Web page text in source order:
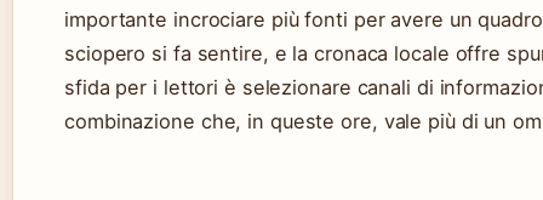
importante incrociare più fonti per avere un
sciopero si fa sentire, e la cronaca locale offre
sfida per i lettori è selezionare canali di
combinazione che, in queste ore, vale più di un